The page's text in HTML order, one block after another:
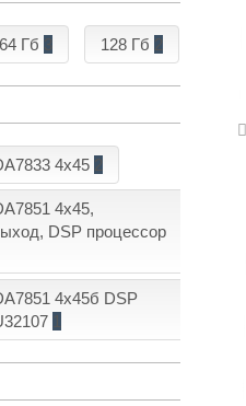
64 Гб 3 128 Гб
4x45
4x45,
DSP процессор
4x45б DSP
1